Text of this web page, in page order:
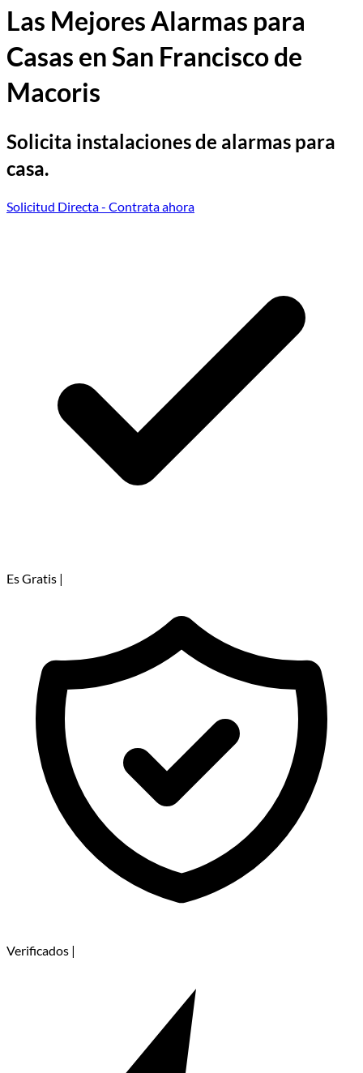
Las Mejores Alarmas para
Casas en San Francisco de
Macoris
Solicita instalaciones de alarmas para
casa.
Solicitud Directa- Contrata ahora
Es Gratis |
Verificados |